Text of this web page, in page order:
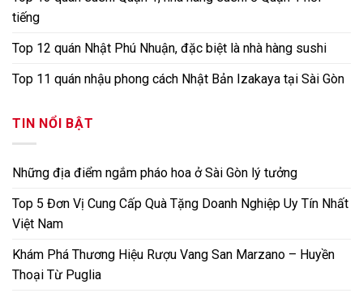
tiếng
Top 12 quán Nhật Phú Nhuận, đặc biệt là nhà hàng sushi
Top 11 quán nhậu phong cách Nhật Bản Izakaya tại Sài Gòn
TIN NỔI BẬT
Những địa điểm ngắm pháo hoa ở Sài Gòn lý tưởng
Top 5 Đơn Vị Cung Cấp Quà Tặng Doanh Nghiệp Uy Tín Nhất
Việt Nam
Khám Phá Thương Hiệu Rượu Vang San Marzano – Huyền
Thoại Từ Puglia